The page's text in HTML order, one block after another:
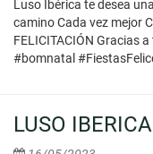
Luso Ibérica te desea
camino Cada vez mejor
FELICITACIÓN Gracias
#bomnatal
LUSO